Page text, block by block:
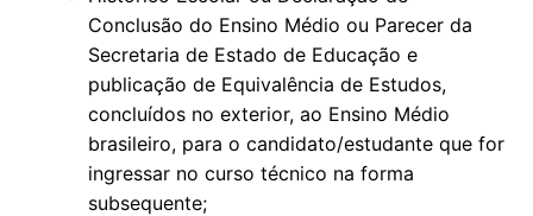
Conclusão do Ensino Médio ou Parecer da
Secretaria de Estado de Educação e
publicação de Equivalência de Estudos,
concluídos no exterior, ao Ensino Médio
brasileiro, para o candidato/estudante que for
ingressar no curso técnico na forma
subsequente;